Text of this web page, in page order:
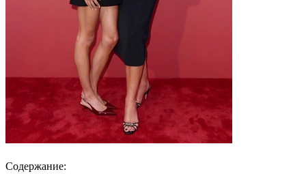
Содержание: